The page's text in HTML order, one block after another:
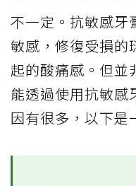
不一定。抗敏感牙
敏感，修復受損的
起的酸痛感。但並
能透過使用抗敏感
因有很多，以下是